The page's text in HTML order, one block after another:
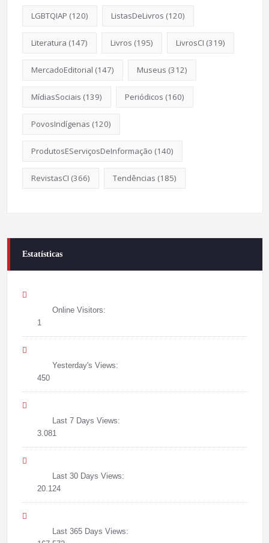
LGBTQIAP (120) ListasDeLivros (120)
Literatura (147) Livros (195) LivrosCI (319)
MercadoEditorial (147) Museus (312)
MídiasSociais (139) Periódicos (160)
PovosIndígenas (120)
ProdutosEServiçosDeInformação (140)
RevistasCI (366) Tendências (185)
Estatísticas
Online Visitors:
1
Yesterday's Views:
450
Last 7 Days Views:
3.081
Last 30 Days Views:
20.124
Last 365 Days Views: